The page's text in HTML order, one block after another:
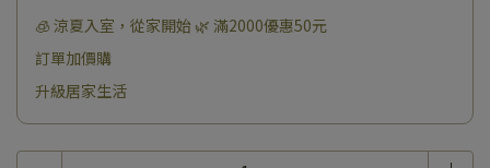
🧊 涼夏入室，從家開始 🌿 滿2000優惠50元
訂單加價購
升級居家生活